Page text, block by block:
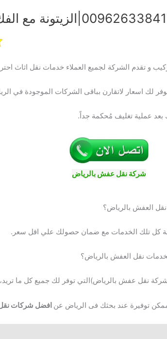
و تقدم الشركة لجميع العملاء خدمات نقل اثاث
لك اسعار لاتقارن بباقى الشركات الموجودة في
عملية تغليف مُحكمة جداً.
شركة نقل عفش بالرياض
العفش بالرياض؟
كل تلك الخدمات مع ضمان حصولك علي اقل سعر.
نقل العفش بالرياض؟
نقل عفش بالرياض)التي توفر لك جميع كل ما
توفيرة عند بحثك فى الرياض عن افضل شركات نقل